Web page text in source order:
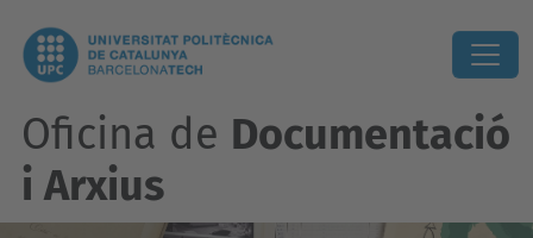
Oficina de Documentació
i Arxius